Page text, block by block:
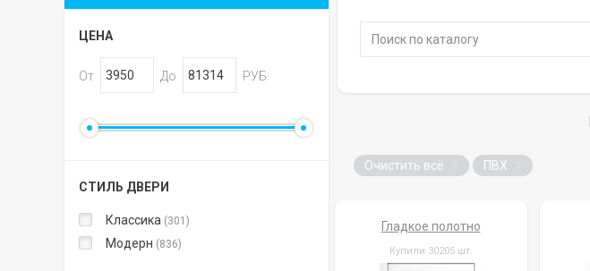
ЦЕНА
От До РУБ
СТИЛЬ ДВЕРИ
Классика 301
Модерн 836
Очистить всё ПВХ
Гладкое полотно
Купили 30205 шт.